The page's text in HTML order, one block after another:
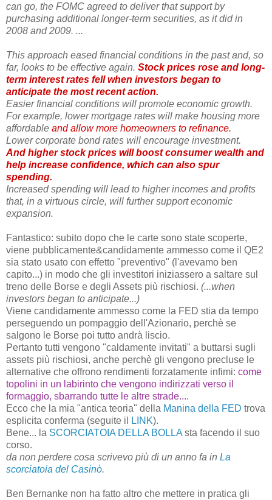
can go, the FOMC agreed to deliver that support by
purchasing additional longer-term securities, as it did in
2008 and 2009. ...
This approach eased financial conditions in the past and, so
far, looks to be effective again. Stock prices rose and long-
term interest rates fell when investors began to
anticipate the most recent action.
Easier financial conditions will promote economic growth.
For example, lower mortgage rates will make housing more
affordable and allow more homeowners to refinance.
Lower corporate bond rates will encourage investment.
And higher stock prices will boost consumer wealth and
help increase confidence, which can also spur
spending.
Increased spending will lead to higher incomes and profits
that, in a virtuous circle, will further support economic
expansion.
Fantastico: subito dopo che le carte sono state scoperte,
viene pubblicamente&candidamente ammesso come il QE2
sia stato usato con effetto "preventivo" (l'avevamo ben
capito...) in modo che gli investitori iniziassero a saltare sul
treno delle Borse e degli Assets più rischiosi. (...when
investors began to anticipate...)
Viene candidamente ammesso come la FED stia da tempo
perseguendo un pompaggio dell'Azionario, perchè se
salgono le Borse poi tutto andrà liscio.
Pertanto tutti vengono "caldamente invitati" a buttarsi sugli
assets più rischiosi, anche perchè gli vengono precluse le
alternative che offrono rendimenti forzatamente infimi: come
topolini in un labirinto che vengono indirizzati verso il
formaggio, sbarrando tutte le altre strade....
Ecco che la mia "antica teoria" della Manina della FED trova
esplicita conferma (seguite il
LINK).
Bene... la SCORCIATOIA DELLA BOLLA sta facendo il suo
corso.
da non perdere cosa scrivevo più di un anno fa in La
scorciatoia del Casinò.
Ben Bernanke non ha fatto altro che mettere in pratica gli